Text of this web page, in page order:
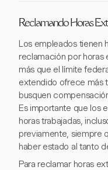
Reclamando Horas
Los empleados tienen
reclamación por horas
más que el límite
extendido ofrece más
busquen
Es importante que los
horas trabajadas,
previamente, siempre
haber estado al tanto
Para reclamar horas